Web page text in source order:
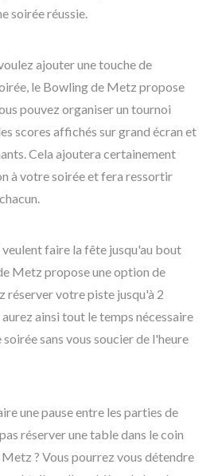
soirée réussie.
ajouter une touche de
le Bowling de Metz propose
pouvez organiser un tournoi
scores affichés sur grand écran et
Cela ajoutera certainement
à votre soirée et fera ressortir
veulent faire la fête jusqu'au bout
Metz propose une option de
réserver votre piste jusqu'à 2
ainsi tout le temps nécessaire
sans vous soucier de l'heure
une pause entre les parties de
réserver une table dans le coin
? Vous pourrez vous détendre